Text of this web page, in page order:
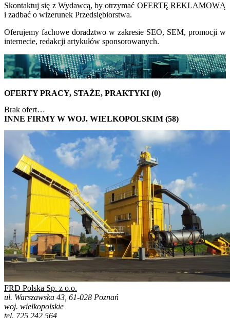
Skontaktuj się z Wydawcą, by otrzymać OFERTĘ REKLAMOWĄ
i zadbać o wizerunek Przedsiębiorstwa.
Oferujemy fachowe doradztwo w zakresie SEO, SEM, promocji w
internecie, redakcji artykułów sponsorowanych.
OFERTY PRACY, STAŻE, PRAKTYKI (0)
Brak ofert…
INNE FIRMY W WOJ. WIELKOPOLSKIM (58)
FRD Polska Sp. z o.o.
ul. Warszawska 43, 61-028 Poznań
woj. wielkopolskie
tel. 725 242 564